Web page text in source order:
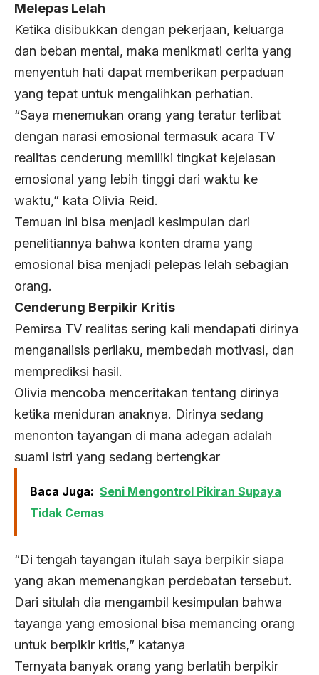
Melepas Lelah
Ketika disibukkan dengan pekerjaan, keluarga
dan beban mental, maka menikmati cerita yang
menyentuh hati dapat memberikan perpaduan
yang tepat untuk mengalihkan perhatian.
“Saya menemukan orang yang teratur terlibat
dengan narasi emosional termasuk acara TV
realitas cenderung memiliki tingkat kejelasan
emosional yang lebih tinggi dari waktu ke
waktu,” kata Olivia Reid.
Temuan ini bisa menjadi kesimpulan dari
penelitiannya bahwa konten drama yang
emosional bisa menjadi pelepas lelah sebagian
orang.
Cenderung Berpikir Kritis
Pemirsa TV realitas sering kali mendapati dirinya
menganalisis perilaku, membedah motivasi, dan
memprediksi hasil.
Olivia mencoba menceritakan tentang dirinya
ketika meniduran anaknya. Dirinya sedang
menonton tayangan di mana adegan adalah
suami istri yang sedang bertengkar
Baca Juga: Seni Mengontrol Pikiran Supaya
Tidak Cemas
“Di tengah tayangan itulah saya berpikir siapa
yang akan memenangkan perdebatan tersebut.
Dari situlah dia mengambil kesimpulan bahwa
tayanga yang emosional bisa memancing orang
untuk berpikir kritis,” katanya
Ternyata banyak orang yang berlatih berpikir